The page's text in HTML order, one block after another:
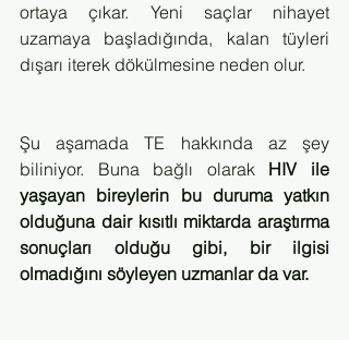
ortaya çıkar. Yeni saçlar nihayet
uzamaya başladığında, kalan tüyleri
dışarı iterek dökülmesine neden olur.
Şu aşamada TE hakkında az şey
biliniyor. Buna bağlı olarak HIV ile
yaşayan bireylerin bu duruma yatkın
olduğuna dair kısıtlı miktarda araştırma
sonuçları olduğu gibi, bir ilgisi
olmadığını söyleyen uzmanlar da var.